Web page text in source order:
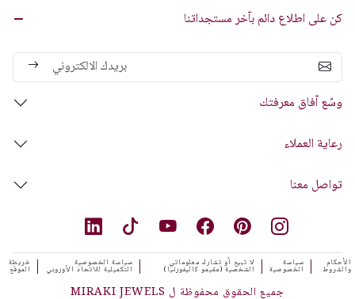
كن على اطلاع دائم بآخر مستجداتنا
وسّع آفاق معرفتك
رعاية العملاء
تواصل معنا
الأحكام
والشروط
سياسة
الخصوصية
لا تبيع أو تشارك معلوماتي
الشخصية (مقيمو كاليفورنيا)
سياسة الخصوصية
التكميلية للاتحاد الأوروبي
خريطة
الموقع
جميع الحقوق محفوظة ل MIRAKI JEWELS